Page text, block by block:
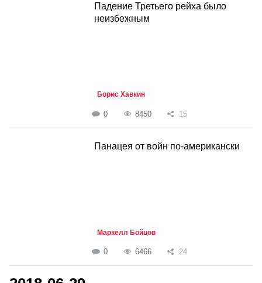
Падение Третьего рейха было
неизбежным
Борис Хавкин
0 8450 15
Панацея от войн по-американски
Маркелл Бойцов
0 6466 24